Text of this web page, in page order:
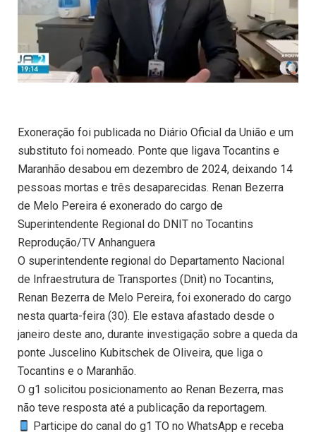
Exoneração foi publicada no Diário Oficial da União e um
substituto foi nomeado. Ponte que ligava Tocantins e
Maranhão desabou em dezembro de 2024, deixando 14
pessoas mortas e três desaparecidas. Renan Bezerra
de Melo Pereira é exonerado do cargo de
Superintendente Regional do DNIT no Tocantins
Reprodução/TV Anhanguera
O superintendente regional do Departamento Nacional
de Infraestrutura de Transportes (Dnit) no Tocantins,
Renan Bezerra de Melo Pereira, foi exonerado do cargo
nesta quarta-feira (30). Ele estava afastado desde o
janeiro deste ano, durante investigação sobre a queda da
ponte Juscelino Kubitschek de Oliveira, que liga o
Tocantins e o Maranhão.
O g1 solicitou posicionamento ao Renan Bezerra, mas
não teve resposta até a publicação da reportagem.
Participe do canal do g1 TO no WhatsApp e receba